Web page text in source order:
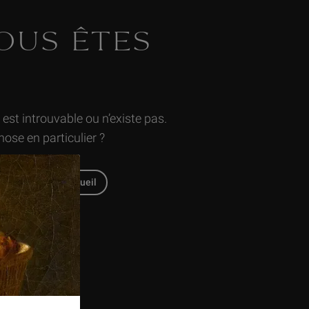
ÊTES
introuvable ou n’existe pas.
en particulier ?
en page d'accueil